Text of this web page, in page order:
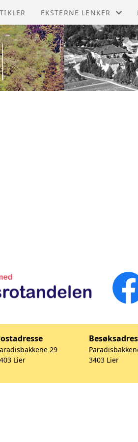
EKSTERNE LENKER
DIGITALT MUSEUM
LIER BYGDETUN
LIERS HISTORIE
29
Lier
3403 Lier